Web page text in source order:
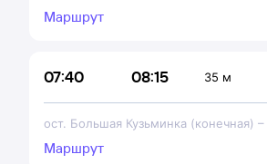
Маршрут
07:40 08:15 35 м
ост. Большая Кузьминка (конечная) –
Маршрут